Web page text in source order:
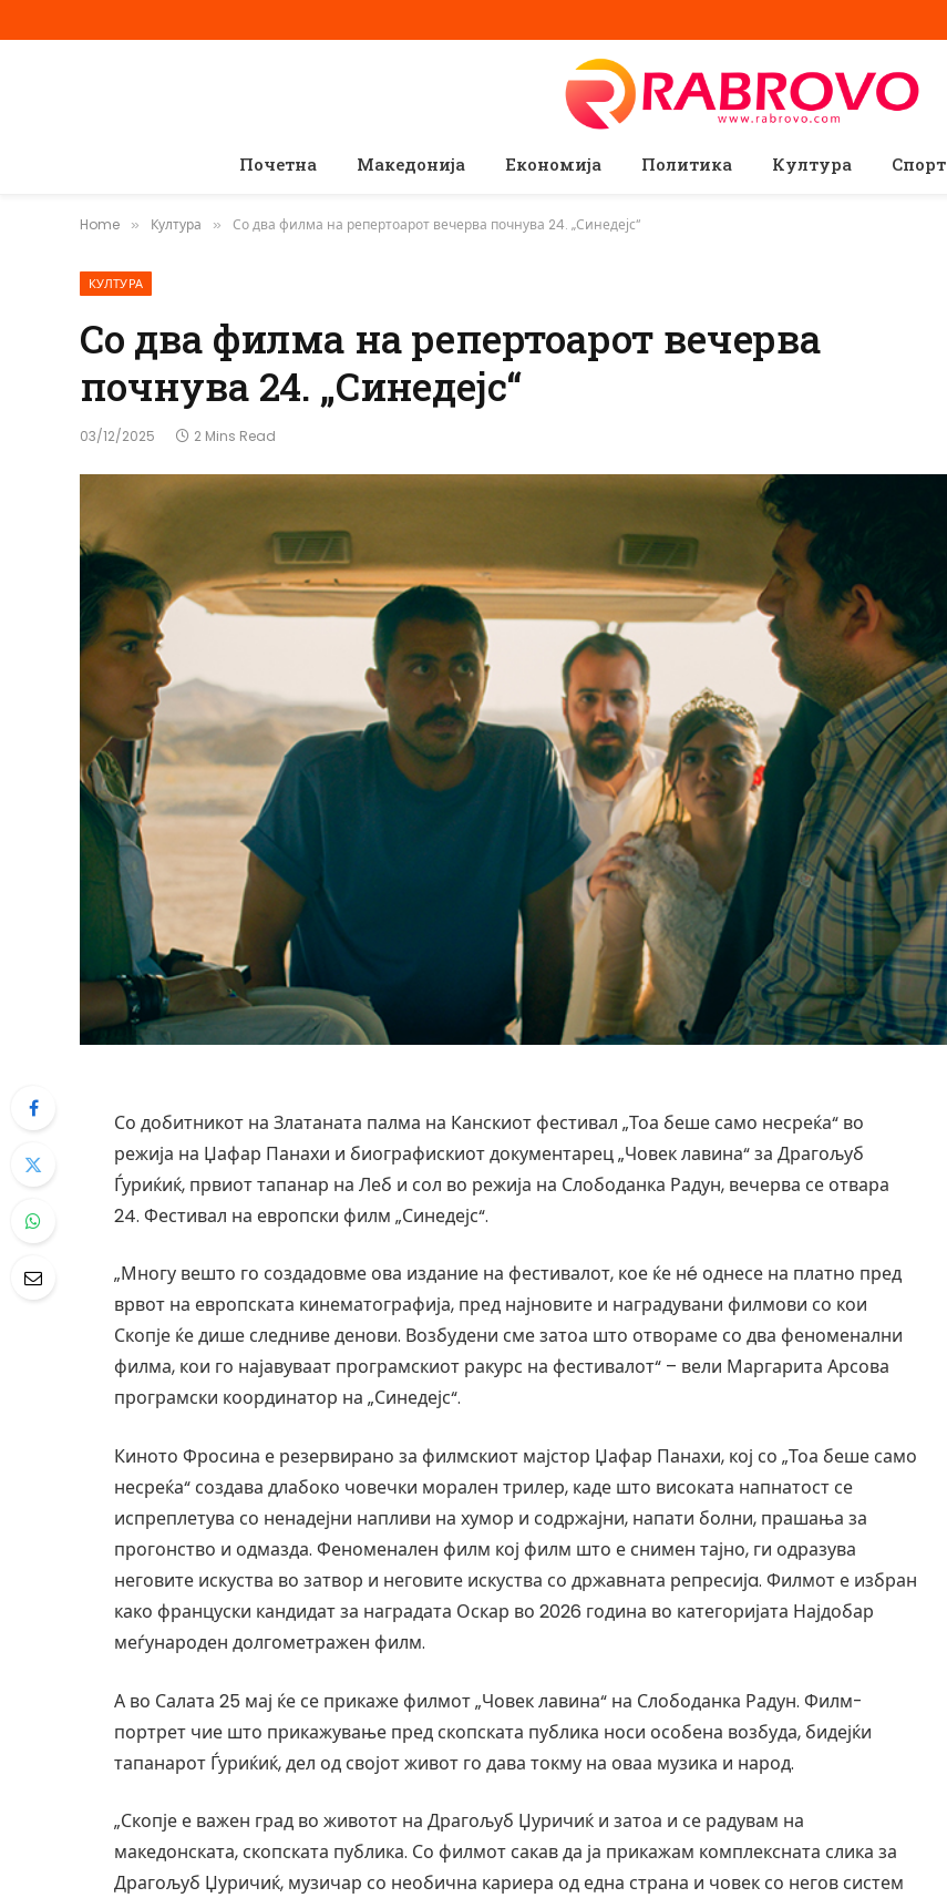
Почетна Македонија Економија Политика Култура Спорт
Home » Култура » Со два филма на репертоарот вечерва почнува 24. „Синедејс“
КУЛТУРА
Со два филма на репертоарот вечерва
почнува 24. „Синедејс“
03/12/2025 2 Mins Read
Со добитникот на Златаната палма на Канскиот фестивал „Тоа беше само несреќа“ во
режија на Џафар Панахи и биографискиот документарец „Човек лавина“ за Драгољуб
Ѓуриќиќ, првиот тапанар на Леб и сол во режија на Слободанка Радун, вечерва се отвара
24. Фестивал на европски филм „Синедејс“.
„Многу вешто го создадовме ова издание на фестивалот, кое ќе нé однесе на платно пред
врвот на европската кинематографија, пред најновите и наградувани филмови со кои
Скопје ќе дише следниве денови. Возбудени сме затоа што отвораме со два феноменални
филма, кои го најавуваат програмскиот ракурс на фестивалот“ – вели Маргарита Арсова
програмски координатор на „Синедејс“.
Киното Фросина е резервирано за филмскиот мајстор Џафар Панахи, кој со „Тоа беше само
несреќа“ создава длабоко човечки морален трилер, каде што високата напнатост се
испреплетува со ненадејни напливи на хумор и содржајни, напати болни, прашања за
прогонство и одмазда. Феноменален филм кој филм што е снимен тајно, ги одразува
неговите искуства во затвор и неговите искуства со државната репресијa. Филмот е избран
како француски кандидат за наградата Оскар во 2026 година во категоријата Најдобар
меѓународен долгометражен филм.
А во Салата 25 мај ќе се прикаже филмот „Човек лавина“ на Слободанка Радун. Филм-
портрет чие што прикажување пред скопската публика носи особена возбуда, бидејќи
тапанарот Ѓуриќиќ, дел од својот живот го дава токму на оваа музика и народ.
„Скопје е важен град во животот на Драгољуб Џуричиќ и затоа и се радувам на
македонската, скопската публика. Со филмот сакав да ја прикажам комплексната слика за
Драгољуб Џуричиќ, музичар со необична кариера од една страна и човек со негов систем